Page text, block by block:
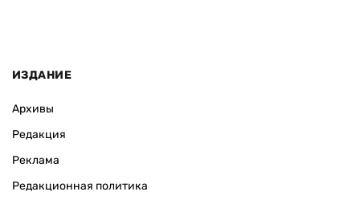
ИЗДАНИЕ
Архивы
Редакция
Реклама
Редакционная политика